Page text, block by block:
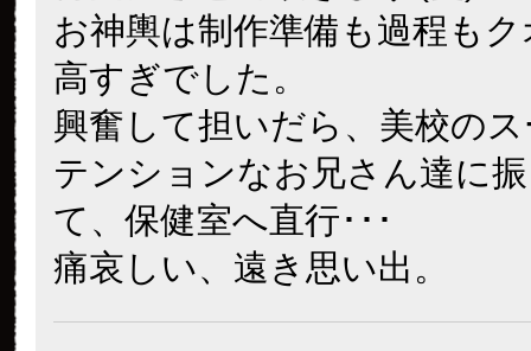
お神輿は制作準備も過程も
高すぎでした。
興奮して担いだら、美校の
テンションなお兄さん達に
て、保健室へ直行･･･
痛哀しい、遠き思い出。